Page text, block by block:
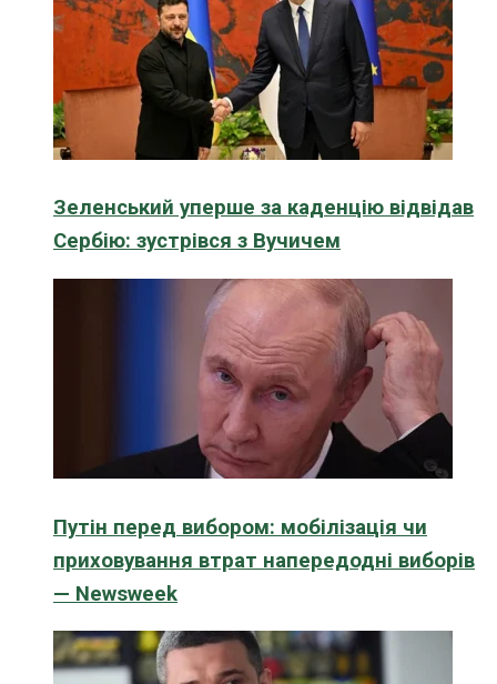
Зеленський уперше за каденцію відвідав
Сербію: зустрівся з Вучичем
Путін перед вибором: мобілізація чи
приховування втрат напередодні виборів
— Newsweek